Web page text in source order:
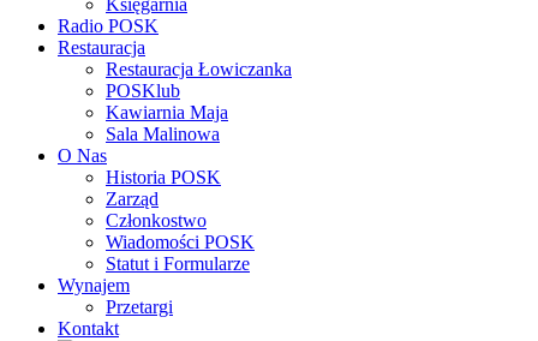
Księgarnia
Radio POSK
Restauracja
Restauracja Łowiczanka
POSKlub
Kawiarnia Maja
Sala Malinowa
O Nas
Historia POSK
Zarząd
Członkostwo
Wiadomości POSK
Statut i Formularze
Wynajem
Przetargi
Kontakt